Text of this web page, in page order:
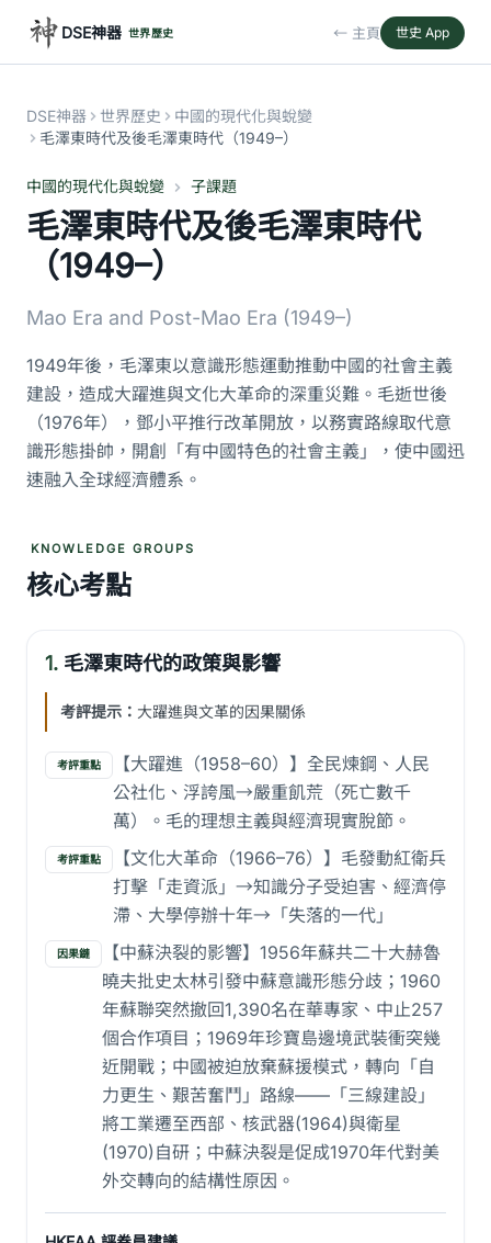
DSE神器 世界歷史 ← 主頁 世史 App
DSE神器 世界歷史
中國的現代化與蛻變
毛澤東時代及後毛澤東時代（1949–）
中國的現代化與蛻變 子課題
毛澤東時代及後毛澤東時代
（1949–）
Mao Era and Post-Mao Era (1949–)
1949年後，毛澤東以意識形態運動推動中國的社會主義
建設，造成大躍進與文化大革命的深重災難。毛逝世後
（1976年），鄧小平推行改革開放，以務實路線取代意
識形態掛帥，開創「有中國特色的社會主義」，使中國迅
速融入全球經濟體系。
KNOWLEDGE GROUPS
核心考點
1. 毛澤東時代的政策與影響
考評提示： 大躍進與文革的因果關係
考評重點
【大躍進（1958–60）】全民煉鋼、人民
公社化、浮誇風→嚴重飢荒（死亡數千
萬）。毛的理想主義與經濟現實脫節。
考評重點
【文化大革命（1966–76）】毛發動紅衛兵
打擊「走資派」→知識分子受迫害、經濟停
滯、大學停辦十年→「失落的一代」
因果鏈
【中蘇決裂的影響】1956年蘇共二十大赫魯
曉夫批史太林引發中蘇意識形態分歧；1960
年蘇聯突然撤回1,390名在華專家、中止257
個合作項目；1969年珍寶島邊境武裝衝突幾
近開戰；中國被迫放棄蘇援模式，轉向「自
力更生、艱苦奮鬥」路線——「三線建設」
將工業遷至西部、核武器(1964)與衛星
(1970)自研；中蘇決裂是促成1970年代對美
外交轉向的結構性原因。